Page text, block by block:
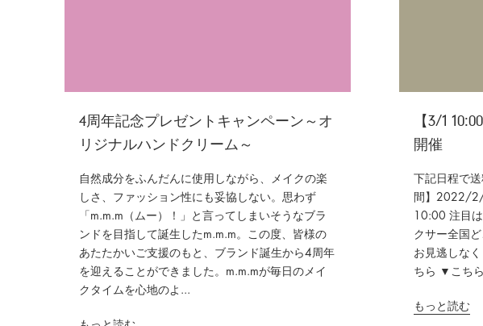
4周年記念プレゼントキャンペーン～オ
リジナルハンドクリーム～
自然成分をふんだんに使用しながら、メイクの楽
しさ、ファッション性にも妥協しない。思わず
「m.m.m（ムー）！」と言ってしまいそうなブラ
ンドを目指して誕生したm.m.m。この度、皆様の
あたたかいご支援のもと、ブランド誕生から4周年
を迎えることができました。m.m.mが毎日のメイ
クタイムを心地のよ...
【3/1
開催
下記日程で
間】2022/
10:00 注目
クサー全国
お見逃しな
ちら ▼こち
もっと読む